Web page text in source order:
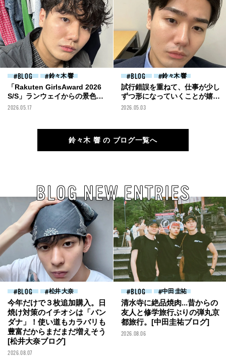
BLOG 鈴々木 響
「Rakuten GirlsAward 2026
S/S」ランウェイからの景色
[鈴々木 響ブログ]
2026.05.17
BLOG 鈴々木 響
試行錯誤を重ねて、仕事が少し
ずつ形になっていくことが嬉し
い[鈴々木 響ブログ]
2026.05.03
鈴々木 響 の ブログ一覧へ
BLOG NEW ENTRIES
BLOG 松井 大奈
今年だけで３枚追加購入。日
焼け対策のイチオシは「バン
ダナ」！使い道もカラバリも
豊富だからまだまだ増えそう
[松井大奈ブログ]
2026.08.07
BLOG 中田 圭祐
清水寺に絶品焼肉...昔からの
友人と修学旅行ぶりの弾丸京
都旅行。[中田圭祐ブログ]
2026.08.06